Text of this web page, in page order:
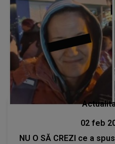
02 feb
NU O SĂ CREZI ce a